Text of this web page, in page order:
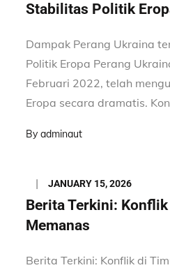
Stabilitas Politik
Dampak Perang Ukraina
Politik Eropa Perang
Februari 2022, telah
Eropa secara dramatis.
Byadminaut
Posted
on
JANUARY 15, 2026
Berita Terkini:
Memanas
Berita Terkini: Konflik di